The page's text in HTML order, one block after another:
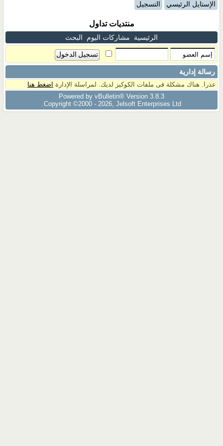
الإستايل الرئيسي التسجيل
منتديات تداول
الرئيسية مشاركات اليوم البحث
رسالة إدارية
عذرا. هناك مشكلة فى ملفات الكوكيز لديك. لمراسلة الإدارة اضغط هنا
Powered by vBulletin® Version 3.8.3
Copyright ©2000 - 2026, Jelsoft Enterprises Ltd.